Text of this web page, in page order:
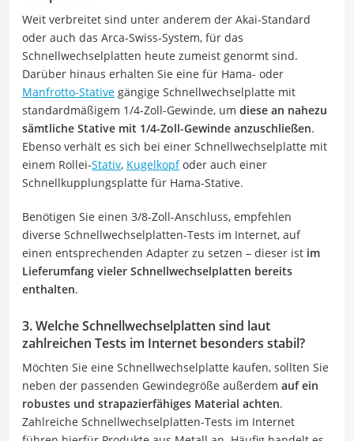
Weit verbreitet sind unter anderem der Akai-Standard
oder auch das Arca-Swiss-System, für das
Schnellwechselplatten heute zumeist genormt sind.
Darüber hinaus erhalten Sie eine für Hama- oder
Manfrotto-Stative gängige Schnellwechselplatte mit
standardmäßigem 1/4-Zoll-Gewinde, um diese an nahezu
sämtliche Stative mit 1/4-Zoll-Gewinde anzuschließen.
Ebenso verhält es sich bei einer Schnellwechselplatte mit
einem Rollei-Stativ, Kugelkopfoder auch einer
Schnellkupplungsplatte für Hama-Stative.
Benötigen Sie einen 3/8-Zoll-Anschluss, empfehlen
diverse Schnellwechselplatten-Tests im Internet, auf
einen entsprechenden Adapter zu setzen – dieser ist im
Lieferumfang vieler Schnellwechselplatten bereits
enthalten.
3. Welche Schnellwechselplatten sind laut
zahlreichen Tests im Internet besonders stabil?
Möchten Sie eine Schnellwechselplatte kaufen, sollten Sie
neben der passenden Gewindegröße außerdem auf ein
robustes und strapazierfähiges Material achten.
Zahlreiche Schnellwechselplatten-Tests im Internet